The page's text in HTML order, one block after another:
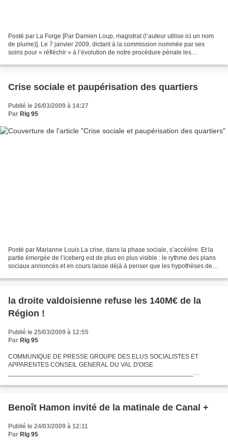
Posté par La Forge [Par Damien Loup, magistrat (l’auteur utilise ici un nom
de plume)]. Le 7 janvier 2009, dictant à la commission nommée par ses
soins pour « réfléchir » à l’évolution de notre procédure pénale les
Crise sociale et paupérisation des quartiers
Publié le 26/03/2009 à 14:27
Par Rlg 95
Posté par Marianne Louis La crise, dans la phase sociale, s’accélère. Et la
partie émergée de l’iceberg est de plus en plus visible : le rythme des plans
sociaux annoncés et en cours laisse déjà à penser que les hypothèses de
la droite valdoisienne refuse les 140M€ de la
Région !
Publié le 25/03/2009 à 12:55
Par Rlg 95
COMMUNIQUE DE PRESSE GROUPE DES ELUS SOCIALISTES ET
APPARENTES CONSEIL GENERAL DU VAL D'OISE
d’euros de la Région ! Ce matin au...
Benoît Hamon invité de la matinale de Canal +
Publié le 24/03/2009 à 12:11
Par Rlg 95